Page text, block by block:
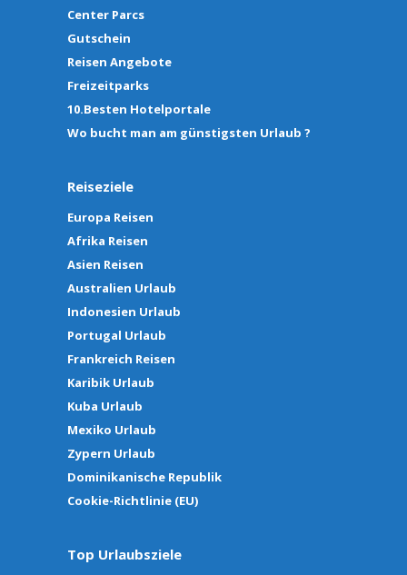
Center Parcs
Gutschein
Reisen Angebote
Freizeitparks
10.Besten Hotelportale
Wo bucht man am günstigsten Urlaub ?
Reiseziele
Europa Reisen
Afrika Reisen
Asien Reisen
Australien Urlaub
Indonesien Urlaub
Portugal Urlaub
Frankreich Reisen
Karibik Urlaub
Kuba Urlaub
Mexiko Urlaub
Zypern Urlaub
Dominikanische Republik
Cookie-Richtlinie (EU)
Top Urlaubsziele